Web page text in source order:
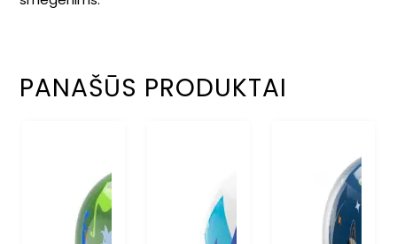
PANAŠŪS PRODUKTAI